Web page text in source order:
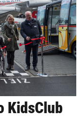
KidsClub